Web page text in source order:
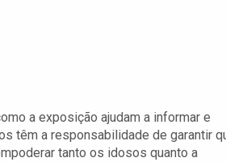
a exposição ajudam a informar e
têm a responsabilidade de garantir
tanto os idosos quanto a